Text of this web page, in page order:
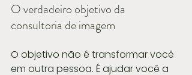
O verdadeiro objetivo da
consultoria de imagem
O objetivo não é transformar você
em outra pessoa. É ajudar você a